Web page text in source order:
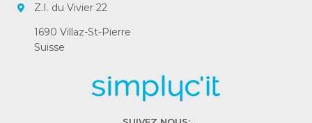
Z.I. du Vivier 22
1690 Villaz-St-Pierre
Suisse